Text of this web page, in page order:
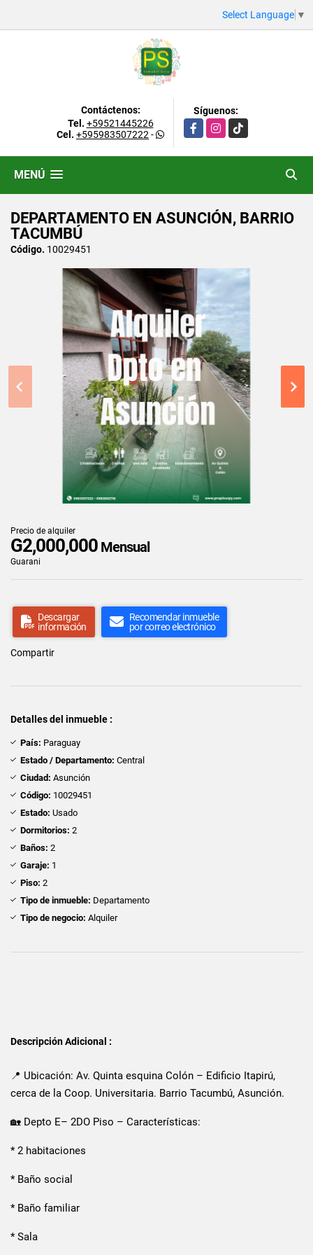
Select Language ▼
Contáctenos:
Tel. +59521445226
Cel. +595983507222 -
Síguenos:
FacebookInstagram
TikTok
MENÚ
DEPARTAMENTO EN ASUNCIÓN, BARRIO
TACUMBÚ
Código. 10029451
Precio de alquiler
G2,000,000 Mensual
Guarani
Descargar
información
Recomendar inmueble
por correo electrónico
Compartir
Detalles del inmueble :
País: Paraguay
Estado / Departamento: Central
Ciudad: Asunción
Código: 10029451
Estado: Usado
Dormitorios: 2
Baños: 2
Garaje: 1
Piso: 2
Tipo de inmueble: Departamento
Tipo de negocio: Alquiler
Descripción Adicional :
📍 Ubicación: Av. Quinta esquina Colón – Edificio Itapirú,
cerca de la Coop. Universitaria. Barrio Tacumbú, Asunción.
🏡 Depto E– 2DO Piso – Características:
* 2 habitaciones
* Baño social
* Baño familiar
* Sala